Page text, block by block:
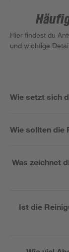
Hier findest du
und wichtige
Wie setzt sich
Wie sollten die
Was zeichnet
Ist die